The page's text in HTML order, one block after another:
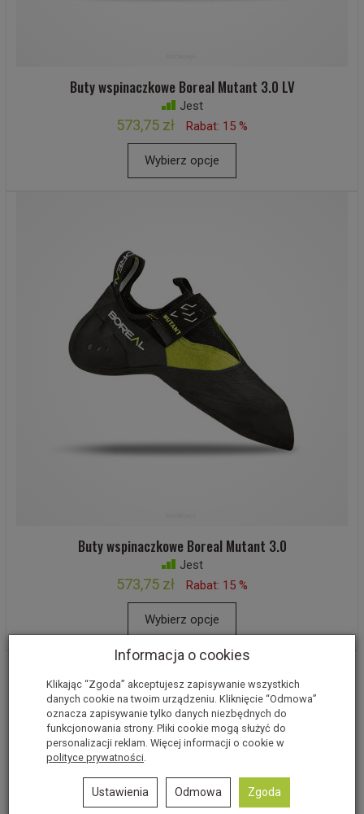
Buty wspinaczkowe Boreal Mutant 3.0 LV
Jest
573,75 zł Rabat: 15 %
Wybierz opcje
Buty wspinaczkowe Boreal Mutant 3.0
Jest
573,75 zł Rabat: 15 %
Wybierz opcje
Informacja o cookies
Klikając “Zgoda” akceptujesz zapisywanie wszystkich
danych cookie na twoim urządzeniu. Kliknięcie “Odmowa”
oznacza zapisywanie tylko danych niezbędnych do
funkcjonowania strony. Pliki cookie mogą służyć do
personalizacji reklam. Więcej informacji o cookie w
polityce prywatności
Ustawienia Odmowa Zgoda